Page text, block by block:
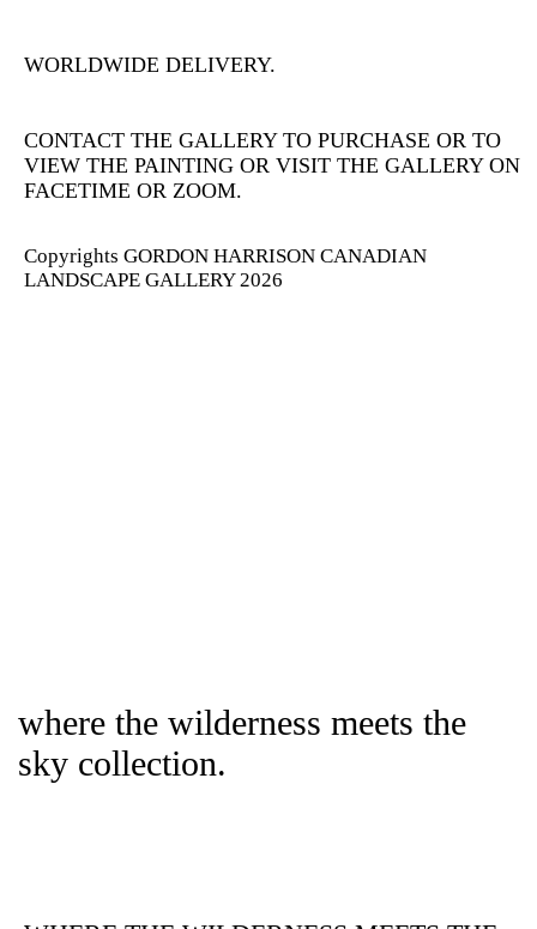
WORLDWIDE DELIVERY.
CONTACT THE GALLERY TO PURCHASE OR TO
VIEW THE PAINTING OR VISIT THE GALLERY ON
FACETIME OR ZOOM.
Copyrights GORDON HARRISON CANADIAN
LANDSCAPE GALLERY 2026
where the wilderness meets the
sky collection.